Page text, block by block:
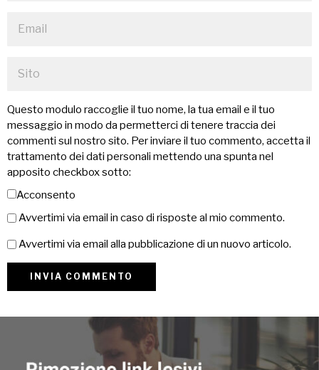
Questo modulo raccoglie il tuo nome, la tua email e il tuo
messaggio in modo da permetterci di tenere traccia dei
commenti sul nostro sito. Per inviare il tuo commento, accetta il
trattamento dei dati personali mettendo una spunta nel
apposito checkbox sotto:
Acconsento
Avvertimi via email in caso di risposte al mio commento.
Avvertimi via email alla pubblicazione di un nuovo articolo.